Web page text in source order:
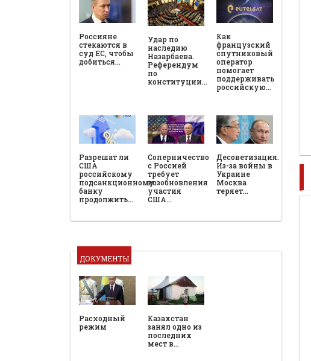
Россияне
стекаются в
суд ЕС, чтобы
добиться…
Удар по
наследию
Назарбаева.
Референдум
по
конституции…
Как
французский
спутниковый
оператор
помогает
поддерживать
российскую…
Разрешат ли
США
российскому
подсанкционному
банку
продолжить…
Соперничество
с Россией
требует
возобновления
участия
США…
Десоветизация.
Из-за войны в
Украине
Москва
теряет…
ДОКУМЕНТЫ
Расходный
режим
Казахстан
занял одно из
последних
мест в…